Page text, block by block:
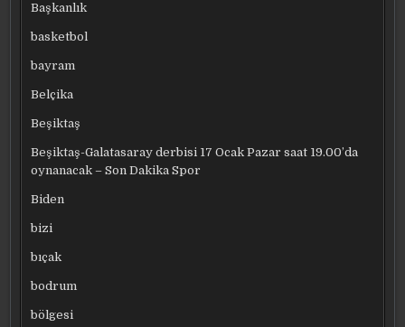
Başkanlık
basketbol
bayram
Belçika
Beşiktaş
Beşiktaş-Galatasaray derbisi 17 Ocak Pazar saat 19.00’da
oynanacak – Son Dakika Spor
Biden
bizi
bıçak
bodrum
bölgesi